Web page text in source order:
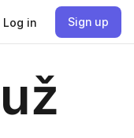
Log in Sign up